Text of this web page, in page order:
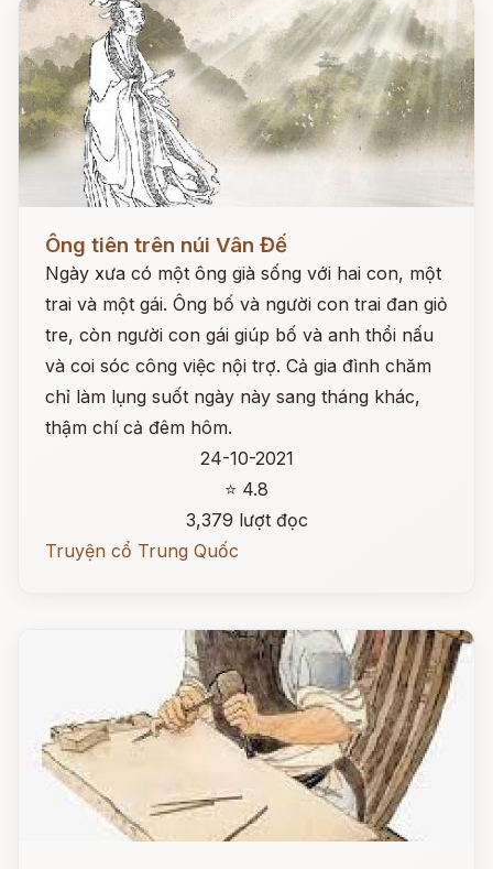
Đọc ngay
Ông tiên trên núi Vân Đế
Ngày xưa có một ông già sống với hai con, một
trai và một gái. Ông bố và người con trai đan giỏ
tre, còn người con gái giúp bố và anh thổi nấu
và coi sóc công việc nội trợ. Cả gia đình chăm
chỉ làm lụng suốt ngày này sang tháng khác,
thậm chí cả đêm hôm.
24-10-2021
⭐ 4.8
3,379 lượt đọc
Truyện cổ Trung Quốc